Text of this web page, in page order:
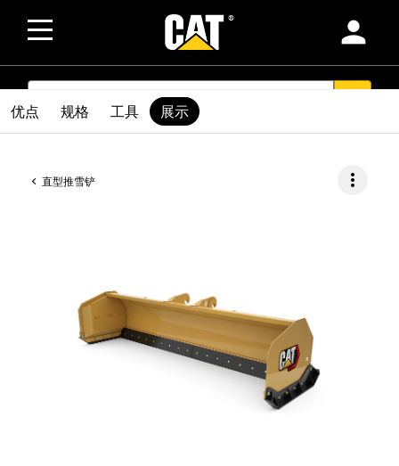
person
SEARCH
直型推雪铲 more_vert
优点 规格 工具 展示